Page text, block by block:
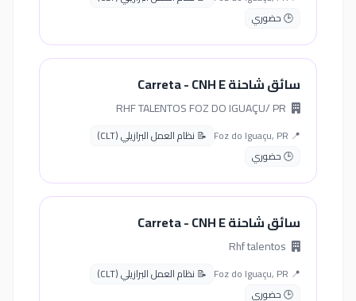
🕒 حضوري
سائق شاحنة Carreta - CNH E
📍 Foz do Iguaçu, PR
📝 نظام العمل البرازيلي (CLT)
🕒 حضوري
سائق شاحنة Carreta - CNH E
📍 Foz do Iguaçu, PR
📝 نظام العمل البرازيلي (CLT)
🕒 حضوري